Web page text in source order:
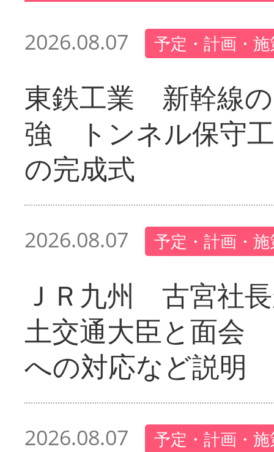
2026.08.07 予定・計画・
東鉄工業 新幹線
強 トンネル保守
の完成式
2026.08.07 予定・計画・
ＪＲ九州 古宮社
土交通大臣と面会
への対応など説明
2026.08.07 予定・計画・